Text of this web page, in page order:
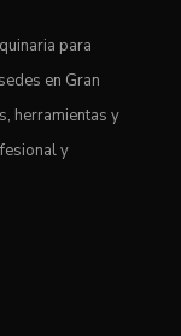
para
en Gran
herramientas y
y